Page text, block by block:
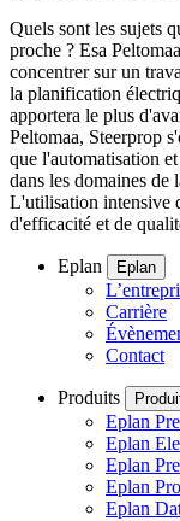
Quels sont les sujets
proche ? Esa
concentrer sur un
la planification
apportera le plus
Peltomaa, Steerprop
que l'automatisation
dans les domaines de
L'utilisation intensive
d'efficacité et de
Eplan Eplan
Carrière
Contact
Produits
Eplan
Eplan
Eplan
Eplan
Eplan